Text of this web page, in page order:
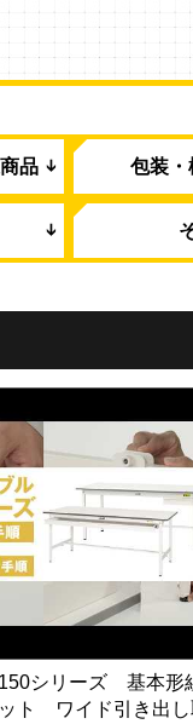
品 包装・
シリーズ 基本形
ト ワイド引き出し